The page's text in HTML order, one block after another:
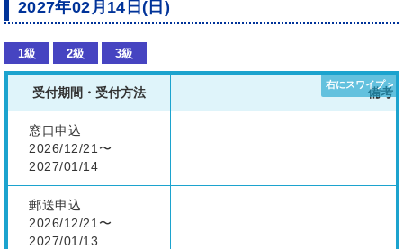
2027年02月14日(日)
1級 2級 3級
受付期間・受付方法 備考
窓口申込
2026/12/21〜
2027/01/14
郵送申込
2026/12/21〜
2027/01/13